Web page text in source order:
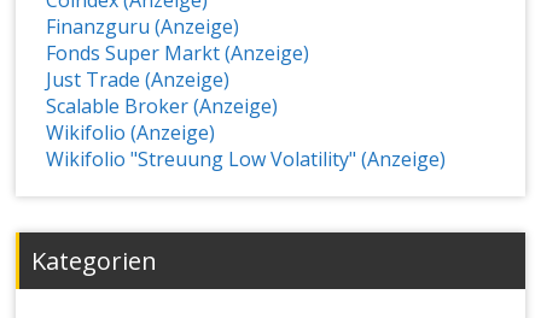
Finanzguru (Anzeige)
Fonds Super Markt (Anzeige)
Just Trade (Anzeige)
Scalable Broker (Anzeige)
Wikifolio (Anzeige)
Wikifolio "Streuung Low Volatility" (Anzeige)
Kategorien